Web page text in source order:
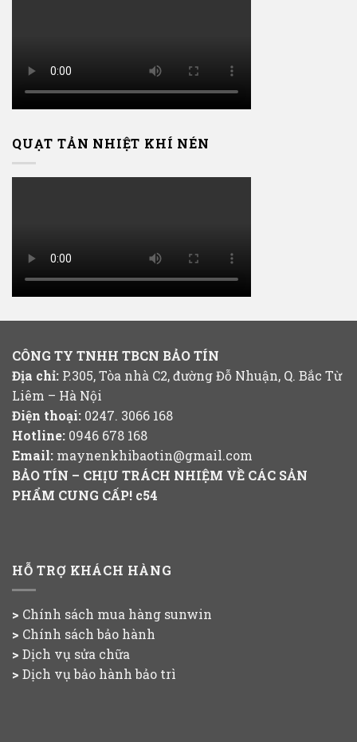
QUẠT TẢN NHIỆT KHÍ NÉN
CÔNG TY TNHH TBCN BẢO TÍN
Địa chỉ: P.305, Tòa nhà C2, đường Đỗ Nhuận, Q. Bắc Từ
Liêm – Hà Nội
Điện thoại: 0247. 3066 168
Hotline: 0946 678 168
Email: maynenkhibaotin@gmail.com
BẢO TÍN – CHỊU TRÁCH NHIỆM VỀ CÁC SẢN
PHẨM CUNG CẤP! c54
HỖ TRỢ KHÁCH HÀNG
> Chính sách mua hàng sunwin
> Chính sách bảo hành
> Dịch vụ sửa chữa
> Dịch vụ bảo hành bảo trì